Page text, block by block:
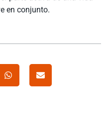
en conjunto.